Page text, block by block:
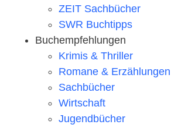
ZEIT Sachbücher
SWR Buchtipps
Buchempfehlungen
Krimis & Thriller
Romane & Erzählungen
Sachbücher
Wirtschaft
Jugendbücher